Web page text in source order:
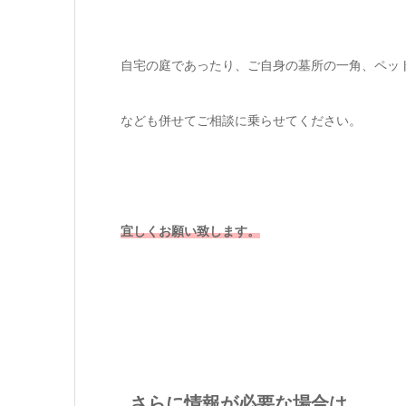
自宅の庭であったり、ご自身の墓所の一角、ペ
なども併せてご相談に乗らせてください。
宜しくお願い致します。